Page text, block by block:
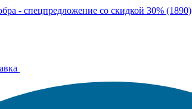
- спецпредложение со скидкой 30% (1890)